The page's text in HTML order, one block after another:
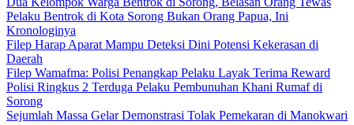
Pelaku Bentrok di Kota Sorong Bukan Orang Papua, Ini
Kronologinya
Filep Harap Aparat Mampu Deteksi Dini Potensi Kekerasan di
Daerah
Filep Wamafma: Polisi Penangkap Pelaku Layak Terima Reward
Polisi Ringkus 2 Terduga Pelaku Pembunuhan Khani Rumaf di
Sorong
Sejumlah Massa Gelar Demonstrasi Tolak Pemekaran di Manokwari